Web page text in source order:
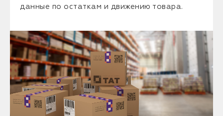
данные по остаткам и движению товара.